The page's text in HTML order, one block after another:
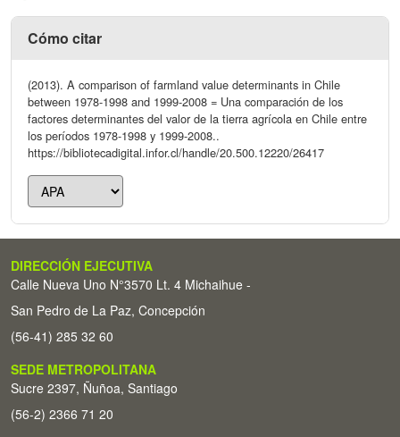
Cómo citar
(2013). A comparison of farmland value determinants in Chile
between 1978-1998 and 1999-2008 = Una comparación de los
factores determinantes del valor de la tierra agrícola en Chile entre
los períodos 1978-1998 y 1999-2008..
https://bibliotecadigital.infor.cl/handle/20.500.12220/26417
DIRECCIÓN EJECUTIVA
Calle Nueva Uno N°3570 Lt. 4 Michaihue -
San Pedro de La Paz, Concepción
(56-41) 285 32 60
SEDE METROPOLITANA
Sucre 2397, Ñuñoa, Santiago
(56-2) 2366 71 20